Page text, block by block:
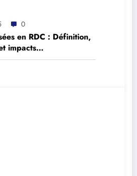
0
en RDC : Définition,
impacts
selon le Décret n°